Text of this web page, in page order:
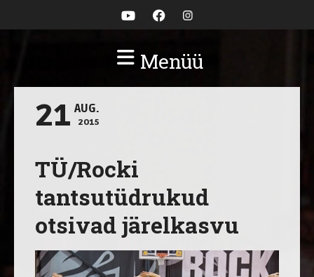
Menüü
21 AUG.
2015
TÜ/Rocki
tantsutüdrukud
otsivad järelkasvu